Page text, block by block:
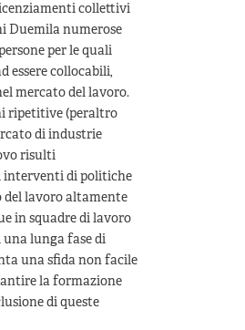
collettivi
Duemila numerose
per le quali
essere collocabili,
mercato del lavoro.
ripetitive (peraltro
di industrie
risulti
interventi di politiche
del lavoro altamente
in squadre di lavoro
lunga fase di
una sfida non facile
la formazione
di queste